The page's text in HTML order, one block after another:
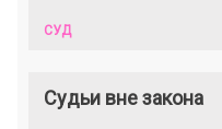
СУД
Судьи вне закона